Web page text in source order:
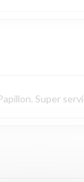
Super